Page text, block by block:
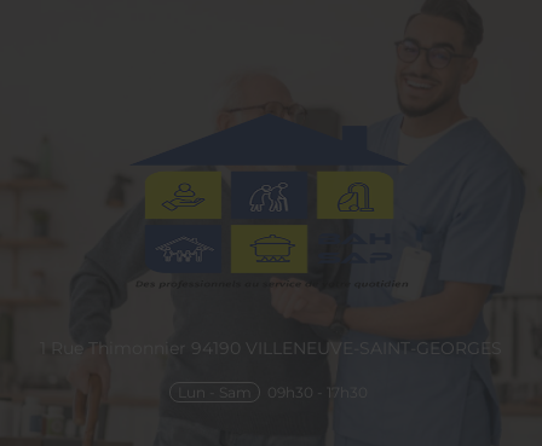
1 Rue Thimonnier 94190 VILLENEUVE-SAINT-GEORGES
Lun - Sam 09h30 - 17h30